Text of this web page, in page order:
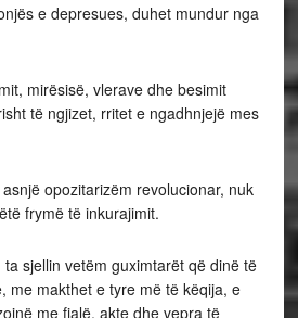
e depresues, duhet mundur nga
mirësisë, vlerave dhe besimit
të ngjizet, rritet e ngadhnjejë mes
opozitarizëm revolucionar, nuk
frymë të inkurajimit.
sjellin vetëm guximtarët që dinë të
me makthet e tyre më të këqija, e
me fjalë, akte dhe vepra të